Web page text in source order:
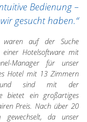
Bedienung –
gesucht haben.“
waren auf der Suche
einer Hotelsoftware mit
Manager für unser
Hotel mit 13 Zimmern
sind mit der
bietet ein großartiges
Preis. Nach über 20
da unser